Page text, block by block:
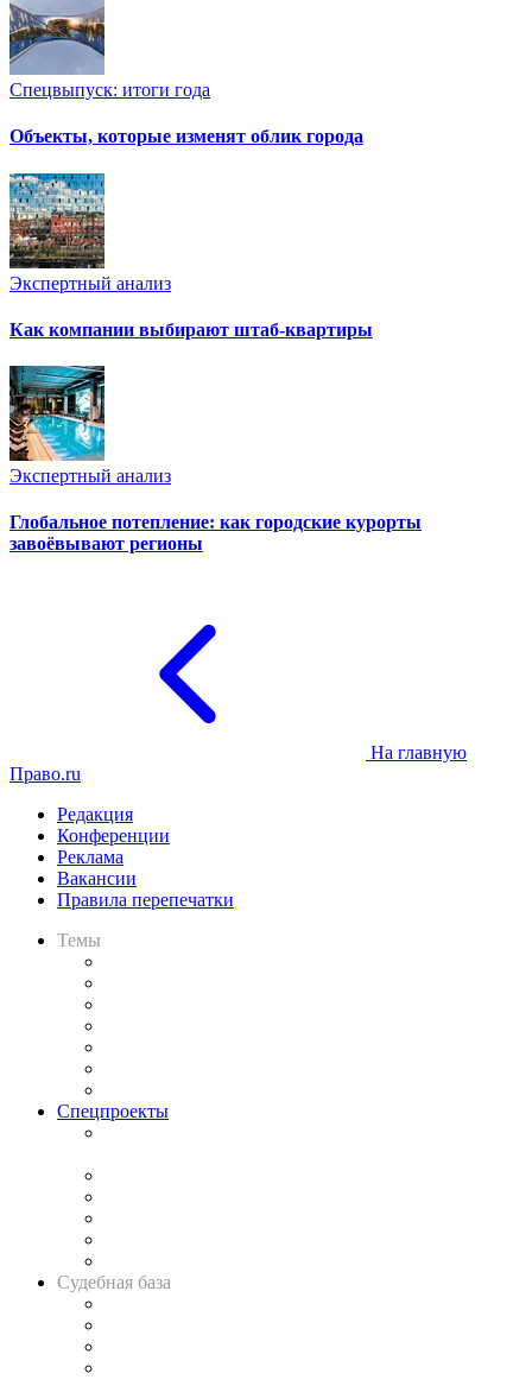
Спецвыпуск: итоги года
Объекты, которые изменят облик города
Экспертный анализ
Как компании выбирают штаб-квартиры
Экспертный анализ
Глобальное потепление: как городские курорты
завоёвывают регионы
На главную
Право.ru
Редакция
Конференции
Реклама
Вакансии
Правила перепечатки
Темы
Спецпроекты
Судебная база